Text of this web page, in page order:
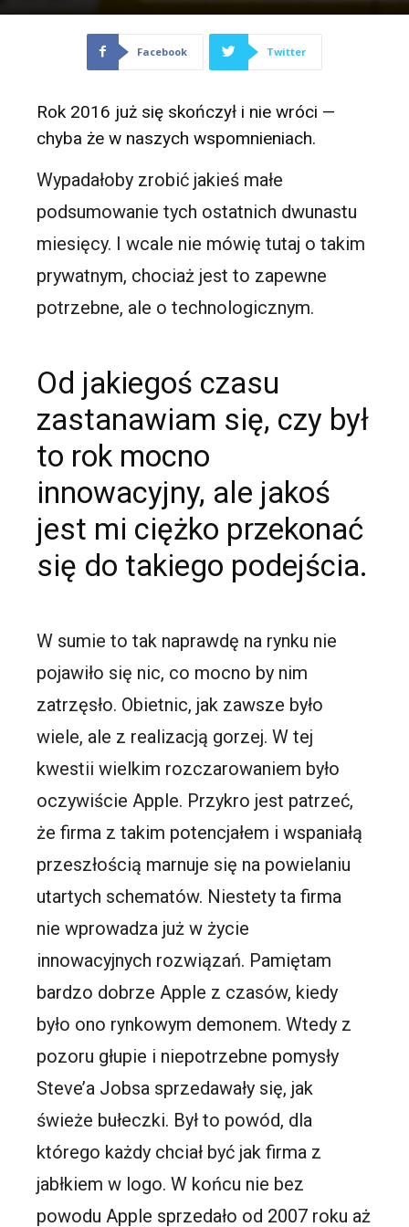
Facebook Twitter
Rok 2016 już się skończył i nie wróci —
chyba że w naszych wspomnieniach.
Wypadałoby zrobić jakieś małe
podsumowanie tych ostatnich dwunastu
miesięcy. I wcale nie mówię tutaj o takim
prywatnym, chociaż jest to zapewne
potrzebne, ale o technologicznym.
Od jakiegoś czasu
zastanawiam się, czy był
to rok mocno
innowacyjny, ale jakoś
jest mi ciężko przekonać
się do takiego podejścia.
W sumie to tak naprawdę na rynku nie
pojawiło się nic, co mocno by nim
zatrzęsło. Obietnic, jak zawsze było
wiele, ale z realizacją gorzej. W tej
kwestii wielkim rozczarowaniem było
oczywiście Apple. Przykro jest patrzeć,
że firma z takim potencjałem i wspaniałą
przeszłością marnuje się na powielaniu
utartych schematów. Niestety ta firma
nie wprowadza już w życie
innowacyjnych rozwiązań. Pamiętam
bardzo dobrze Apple z czasów, kiedy
było ono rynkowym demonem. Wtedy z
pozoru głupie i niepotrzebne pomysły
Steve’a Jobsa sprzedawały się, jak
świeże bułeczki. Był to powód, dla
którego każdy chciał być jak firma z
jabłkiem w logo. W końcu nie bez
powodu Apple sprzedało od 2007 roku aż